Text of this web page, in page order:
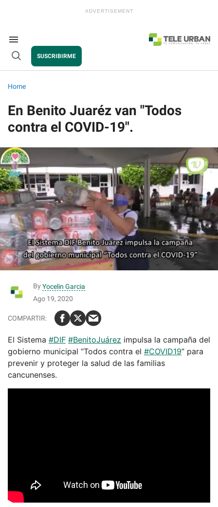
Search
&
Section
Navigation
Open
SUSCRIBIRME
Home
En Benito Juaréz van "Todos
contra el COVID-19".
By Yocelin Garcia
Ago 19, 2020
El Sistema #DIF #BenitoJuárez impulsa la campaña del
gobierno municipal “Todos contra el #COVID19” para
prevenir y proteger la salud de las familias
cancunenses.